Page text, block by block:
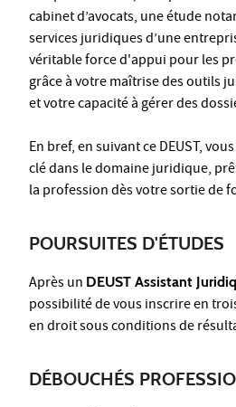
cabinet d’avocats, une étude
services juridiques d’une
véritable force d'appui pour les
grâce à votre maîtrise des outils
et votre capacité à gérer des
En bref, en suivant ce DEUST,
clé dans le domaine juridique,
la profession dès votre sortie de
POURSUITES D'ÉTUDES
Après un DEUST Assistant
possibilité de vous inscrire en
en droit sous conditions de
DÉBOUCHÉS